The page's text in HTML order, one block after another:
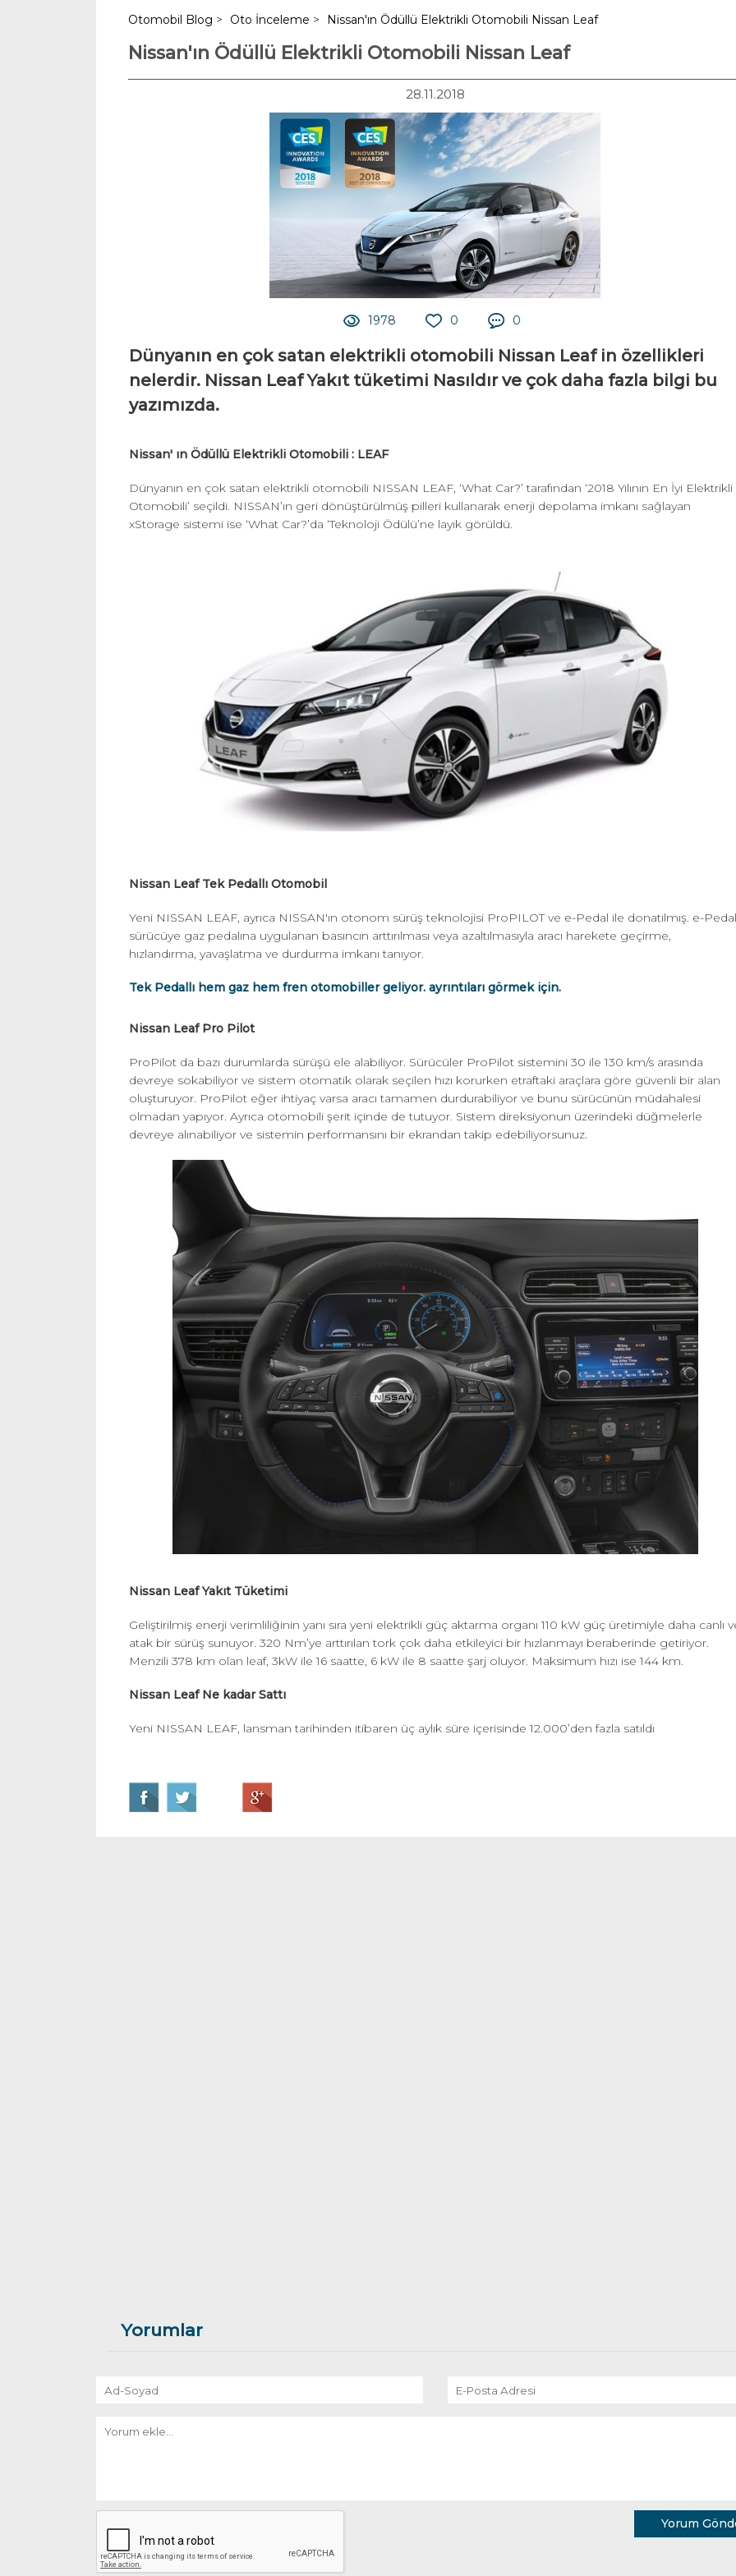
Otomobil Blog > Oto İnceleme > Nissan'ın Ödüllü Elektrikli Otomobili Nissan Leaf
Nissan'ın Ödüllü Elektrikli Otomobili Nissan Leaf
28.11.2018
1978 0 0
Dünyanın en çok satan elektrikli otomobili Nissan Leaf in özellikleri
nelerdir. Nissan Leaf Yakıt tüketimi Nasıldır ve çok daha fazla bilgi bu
yazımızda.
Nissan' ın Ödüllü Elektrikli Otomobili : LEAF
Dünyanın en çok satan elektrikli otomobili NISSAN LEAF, ‘What Car?’ tarafından ‘2018 Yılının En İyi Elektrikli
Otomobili’ seçildi. NISSAN’ın geri dönüştürülmüş pilleri kullanarak enerji depolama imkanı sağlayan
xStorage sistemi ise ‘What Car?’da ‘Teknoloji Ödülü’ne layık görüldü.
Nissan Leaf Tek Pedallı Otomobil
Yeni NISSAN LEAF, ayrıca NISSAN'ın otonom sürüş teknolojisi ProPILOT ve e-Pedal ile donatılmış. e-Pedal
sürücüye gaz pedalına uygulanan basıncın arttırılması veya azaltılmasıyla aracı harekete geçirme,
hızlandırma, yavaşlatma ve durdurma imkanı tanıyor.
Tek Pedallı hem gaz hem fren otomobiller geliyor. ayrıntıları görmek için.
Nissan Leaf Pro Pilot
ProPilot da bazı durumlarda sürüşü ele alabiliyor. Sürücüler ProPilot sistemini 30 ile 130 km/s arasında
devreye sokabiliyor ve sistem otomatik olarak seçilen hızı korurken etraftaki araçlara göre güvenli bir alan
oluşturuyor. ProPilot eğer ihtiyaç varsa aracı tamamen durdurabiliyor ve bunu sürücünün müdahalesi
olmadan yapıyor. Ayrıca otomobili şerit içinde de tutuyor. Sistem direksiyonun üzerindeki düğmelerle
devreye alınabiliyor ve sistemin performansını bir ekrandan takip edebiliyorsunuz.
Nissan Leaf Yakıt Tüketimi
Geliştirilmiş enerji verimliliğinin yanı sıra yeni elektrikli güç aktarma organı 110 kW güç üretimiyle daha canlı
atak bir sürüş sunuyor. 320 Nm’ye arttırılan tork çok daha etkileyici bir hızlanmayı beraberinde getiriyor.
Menzili 378 km olan leaf, 3kW ile 16 saatte, 6 kW ile 8 saatte şarj oluyor. Maksimum hızı ise 144 km.
Nissan Leaf Ne kadar Sattı
Yeni NISSAN LEAF, lansman tarihinden itibaren üç aylık süre içerisinde 12.000’den fazla satıldı
Yorumlar
Yorum